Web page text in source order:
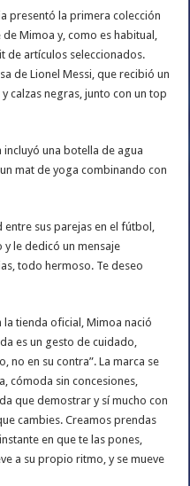
presentó la primera colección
Mimoa y, como es habitual,
de artículos seleccionados.
de Lionel Messi, que recibió un
calzas negras, junto con un top
incluyó una botella de agua
mat de yoga combinando con
sus parejas en el fútbol,
le dedicó un mensaje
todo hermoso. Te deseo
tienda oficial, Mimoa nació
es un gesto de cuidado,
no en su contra”. La marca se
cómoda sin concesiones,
que demostrar y sí mucho con
cambies. Creamos prendas
en que te las pones,
a su propio ritmo, y se mueve